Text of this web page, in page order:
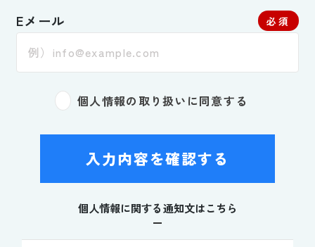
Eメール 必須
個人情報の取り扱いに同意する
入力内容を確認する
個人情報に関する通知文はこちら